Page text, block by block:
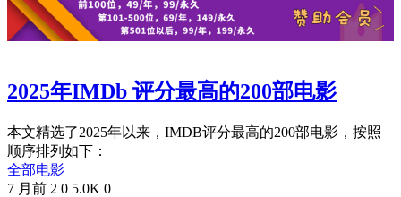
2025年IMDb 评分最高的200部电影
本文精选了2025年以来，IMDB评分最高的200部电影，按照
顺序排列如下：
全部电影
7 月前 2 0 5.0K 0